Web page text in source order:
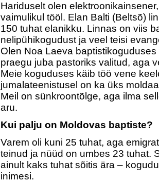
Hariduselt olen
vaimulikul tööl. Elan Balti (Beltsõ)
150 tuhat elanikku. Linnas on viis
nelipühi­kogudust ja veel teisi
Olen Noa Laeva
praegu juba pastoriks valitud, aga
Meie koguduses käib töö vene
jumalateenistusel on ka üks
Meil on sünkroontõlge, aga ilma
aru.
Kui palju on Moldovas baptiste?
Varem oli kuni 25 tuhat, aga
teinud ja nüüd on umbes 23 tuhat.
ainult kaks tuhat sõitis ära –
inimesi.